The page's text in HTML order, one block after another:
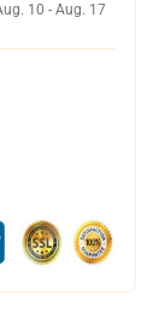
10 - Aug. 17